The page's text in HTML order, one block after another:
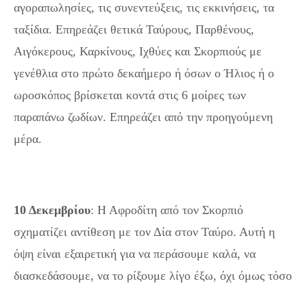
αγοραπωλησίες, τις συνεντεύξεις, τις εκκινήσεις, τα
ταξίδια. Επηρεάζει θετικά Ταύρους, Παρθένους,
Αιγόκερους, Καρκίνους, Ιχθύες και Σκορπιούς με
γενέθλια στο πρώτο δεκαήμερο ή όσων ο Ήλιος ή ο
ωροσκόπος βρίσκεται κοντά στις 6 μοίρες των
παραπάνω ζωδίων. Επηρεάζει από την προηγούμενη
μέρα.
10 Δεκεμβρίου: Η Αφροδίτη από τον Σκορπιό
σχηματίζει αντίθεση με τον Δία στον Ταύρο. Αυτή η
όψη είναι εξαιρετική για να περάσουμε καλά, να
διασκεδάσουμε, να το ρίξουμε λίγο έξω, όχι όμως τόσο